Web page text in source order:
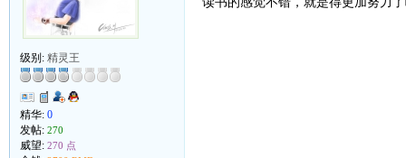
级别: 精灵王
精华: 0
发帖: 270
威望: 270 点